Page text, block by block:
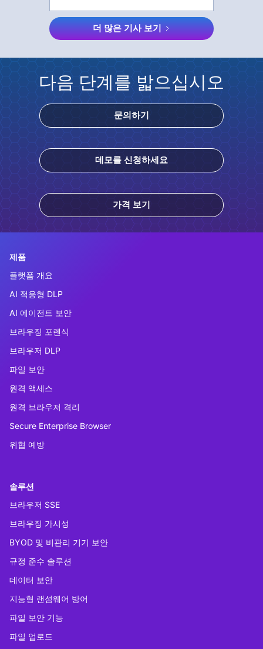
더 많은 기사 보기
다음 단계를 밟으십시오
문의하기
데모를 신청하세요
가격 보기
제품
플랫폼 개요
AI 적응형 DLP
AI 에이전트 보안
브라우징 포렌식
브라우저 DLP
파일 보안
원격 액세스
원격 브라우저 격리
Secure Enterprise Browser
위협 예방
솔루션
브라우저 SSE
브라우징 가시성
BYOD 및 비관리 기기 보안
규정 준수 솔루션
데이터 보안
지능형 랜섬웨어 방어
파일 보안 기능
파일 업로드